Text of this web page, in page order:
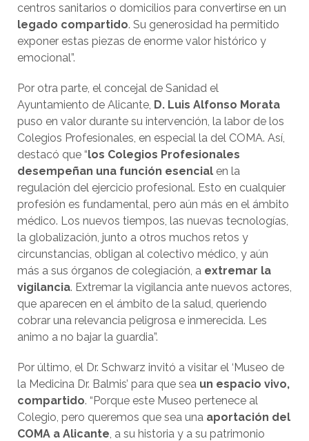
centros sanitarios o domicilios para convertirse en un
legado compartido. Su generosidad ha permitido
exponer estas piezas de enorme valor histórico y
emocional”.
Por otra parte, el concejal de Sanidad el
Ayuntamiento de Alicante, D. Luis Alfonso Morata
puso en valor durante su intervención, la labor de los
Colegios Profesionales, en especial la del COMA. Así,
destacó que “los Colegios Profesionales
desempeñan una función esencial en la
regulación del ejercicio profesional. Esto en cualquier
profesión es fundamental, pero aún más en el ámbito
médico. Los nuevos tiempos, las nuevas tecnologías,
la globalización, junto a otros muchos retos y
circunstancias, obligan al colectivo médico, y aún
más a sus órganos de colegiación, a extremar la
vigilancia. Extremar la vigilancia ante nuevos actores,
que aparecen en el ámbito de la salud, queriendo
cobrar una relevancia peligrosa e inmerecida. Les
animo a no bajar la guardia”.
Por último, el Dr. Schwarz invitó a visitar el ‘Museo de
la Medicina Dr. Balmis’ para que sea un espacio vivo,
compartido. “Porque este Museo pertenece al
Colegio, pero queremos que sea una aportación del
COMA a Alicante, a su historia y a su patrimonio